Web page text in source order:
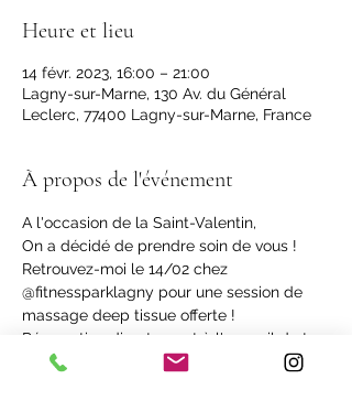
Heure et lieu
14 févr. 2023, 16:00 – 21:00
Lagny-sur-Marne, 130 Av. du Général
Leclerc, 77400 Lagny-sur-Marne, France
À propos de l'événement
A l'occasion de la Saint-Valentin,
On a décidé de prendre soin de vous !
Retrouvez-moi le 14/02 chez
@fitnessparklagny pour une session de
massage deep tissue offerte !
Réservation directement à l'accueil de ta
salle de sport.